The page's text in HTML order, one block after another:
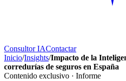
Consultor IAContactar
Inicio/Insights/Impacto de la
corredurías de seguros en España
Contenido exclusivo · Informe